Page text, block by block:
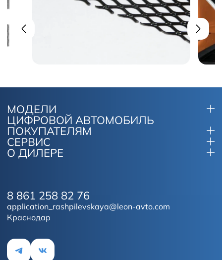
МОДЕЛИ
ЦИФРОВОЙ АВТОМОБИЛЬ
ПОКУПАТЕЛЯМ
СЕРВИС
О ДИЛЕРЕ
Краснодар
8 861 258 82 76
application_rashpilevskaya@leon-avto.com